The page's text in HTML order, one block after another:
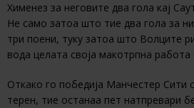
Хименез за неговите два гола кај
Не само затоа што тие два гола за
три поени, туку затоа што Волците
вода целата своја макотрпна
Откако го победија Манчестер Сити
терен, тие останаа пет натпревари